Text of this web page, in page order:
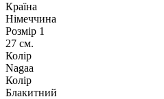
Країна
Німеччина
Розмір 1
27 см.
Колір
Nagaa
Колір
Блакитний